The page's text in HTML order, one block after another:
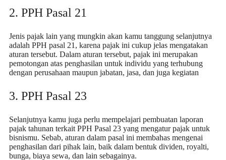
2. PPH Pasal 21
Jenis pajak lain yang mungkin akan kamu tanggung selanjutnya
adalah PPH pasal 21, karena pajak ini cukup jelas mengatakan
aturan tersebut. Dalam aturan tersebut, pajak ini merupakan
pemotongan atas penghasilan untuk individu yang terhubung
dengan perusahaan maupun jabatan, jasa, dan juga kegiatan
3. PPH Pasal 23
Selanjutnya kamu juga perlu mempelajari pembuatan laporan
pajak tahunan terkait PPH Pasal 23 yang mengatur pajak untuk
bisnismu. Sebab, aturan dalam pasal ini membahas mengenai
penghasilan dari pihak lain, baik dalam bentuk dividen, royalti,
bunga, biaya sewa, dan lain sebagainya.